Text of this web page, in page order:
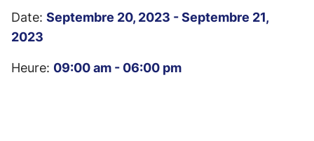
Date: Septembre 20, 2023 - Septembre 21,
2023
Heure: 09:00 am - 06:00 pm